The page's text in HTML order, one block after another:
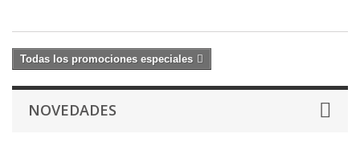
Todas los promociones especiales
NOVEDADES